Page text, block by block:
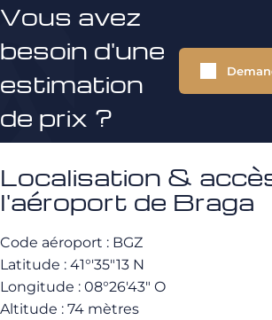
Vous avez
besoin d'une
estimation
de prix ?
Localisation &
l'aéroport de Braga
Code aéroport : BGZ
Latitude : 41°′35″13 N
Longitude : 08°26′43″ O
Altitude : 74 mètres